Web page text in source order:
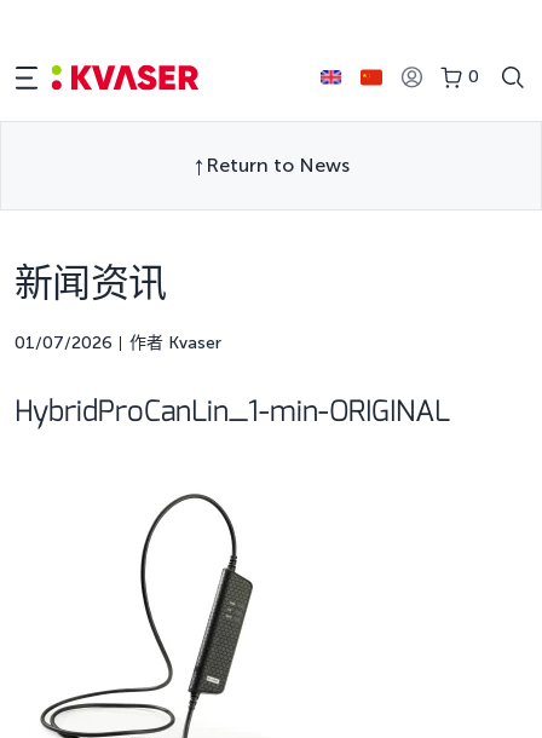
0
Return to News
新闻资讯
01/07/2026 作者 Kvaser
HybridProCanLin_1-min-ORIGINAL